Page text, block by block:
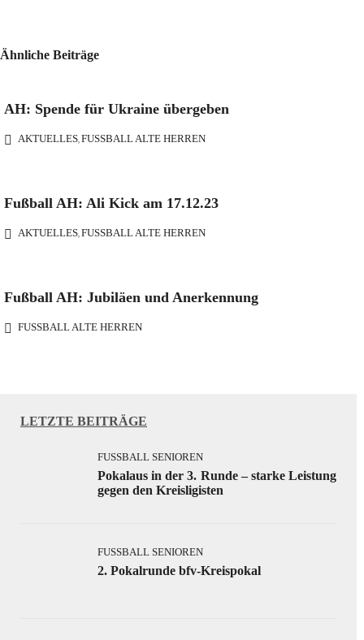
Ähnliche Beiträge
AH: Spende für Ukraine übergeben
AKTUELLES, FUSSBALL ALTE HERREN
Fußball AH: Ali Kick am 17.12.23
AKTUELLES, FUSSBALL ALTE HERREN
Fußball AH: Jubiläen und Anerkennung
FUSSBALL ALTE HERREN
LETZTE BEITRÄGE
FUSSBALL SENIOREN
Pokalaus in der 3. Runde – starke Leistung
gegen den Kreisligisten
FUSSBALL SENIOREN
2. Pokalrunde bfv-Kreispokal